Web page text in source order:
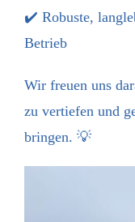
✔️ Robuste,
Betrieb
Wir freuen uns
zu vertiefen und
bringen. 💡